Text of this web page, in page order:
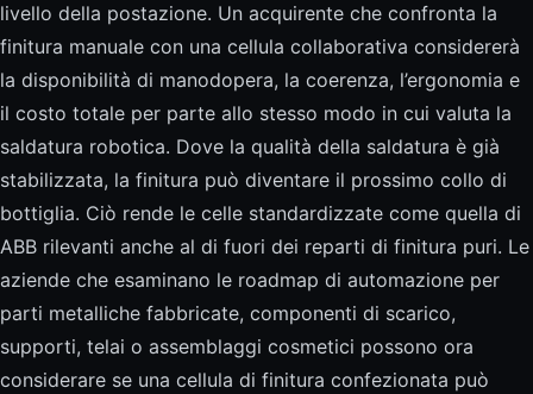
livello della postazione. Un acquirente che confronta la
finitura manuale con una cellula collaborativa considererà
la disponibilità di manodopera, la coerenza, l’ergonomia e
il costo totale per parte allo stesso modo in cui valuta la
saldatura robotica. Dove la qualità della saldatura è già
stabilizzata, la finitura può diventare il prossimo collo di
bottiglia. Ciò rende le celle standardizzate come quella di
ABB rilevanti anche al di fuori dei reparti di finitura puri. Le
aziende che esaminano le roadmap di automazione per
parti metalliche fabbricate, componenti di scarico,
supporti, telai o assemblaggi cosmetici possono ora
considerare se una cellula di finitura confezionata può